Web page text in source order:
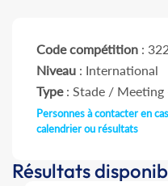
Code compétition :
Niveau : International
Type: Stade / Meeting
Personnes à contacter en
calendrier ou résultats
Résultats